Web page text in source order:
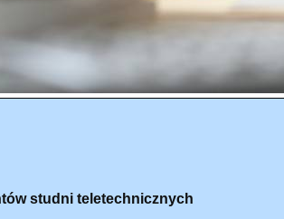
studni teletechnicznych